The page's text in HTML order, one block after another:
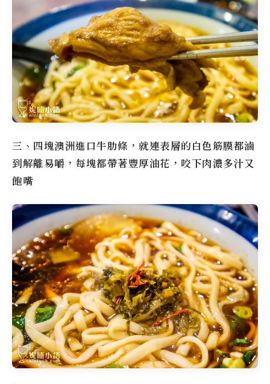
三、四塊澳洲進口牛肋條，就連表層的白色筋膜都滷
到解離易嚼，每塊都帶著豐厚油花，咬下肉濃多汁又
飽嘴